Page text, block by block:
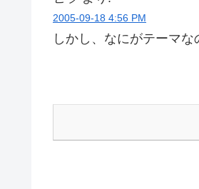
2005-09-18 4:56 PM
しかし、なにがテーマな